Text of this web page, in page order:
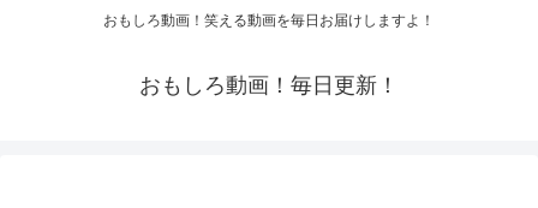
おもしろ動画！笑える動画を毎日お届けしますよ！
おもしろ動画！毎日更新！